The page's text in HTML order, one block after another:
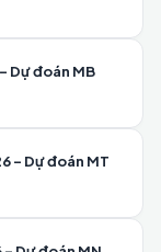
Dự đoán MB
- Dự đoán MT